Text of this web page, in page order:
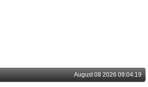
August 08 2026 09:04:19